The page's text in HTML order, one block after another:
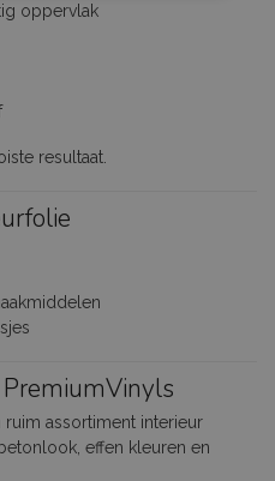
oppervlak
resultaat.
ruim assortiment interieur
effen kleuren en